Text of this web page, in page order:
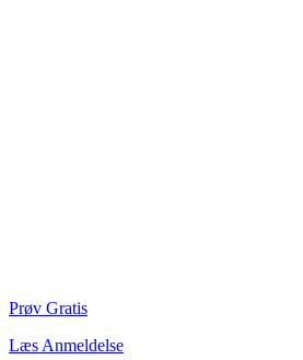
Prøv Gratis
Læs Anmeldelse